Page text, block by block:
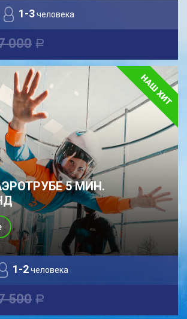
1-3человека
000 a
5 МИН.
1-2человека
500 a